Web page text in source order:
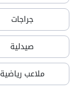
جراجات
صيدلية
ملاعب رياضية